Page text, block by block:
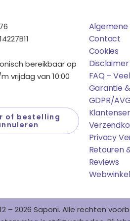
bereikbaar op
vrijdag van 10:00
of bestelling
Contact
Cookies
Disclaimer
FAQ –
Garantie
GDPR/
Privacy
Retouren
Reviews
– 2026 Saponi. Alle rechten